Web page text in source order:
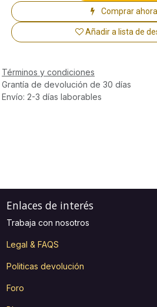
Comprar ahora
Añadir a lista de
Términos y condiciones
Grantía de devolución de 30 días
Envío: 2-3 días laborables
Enlaces de interés
Trabaja con nosotros
Legal & FAQS
Politicas devolución
Foro